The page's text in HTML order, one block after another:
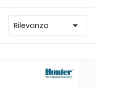
Rilevanza 